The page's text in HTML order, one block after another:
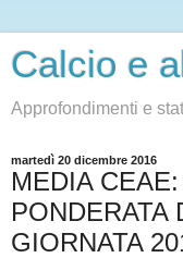
Calcio e
Approfondimenti e
martedì 20 dicembre 2016
MEDIA
PONDERATA
GIORNATA